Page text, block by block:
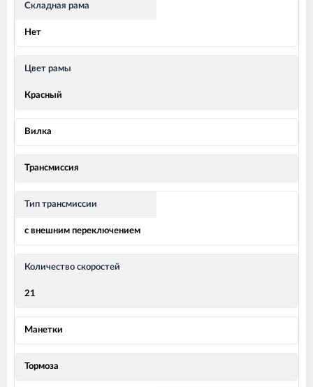
Складная рама
Нет
Цвет рамы
Красный
Вилка
Трансмиссия
Тип трансмиссии
с внешним переключением
Количество скоростей
21
Манетки
Тормоза